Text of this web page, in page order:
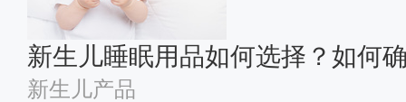
新生儿睡眠用品如何选择？如何
新生儿产品